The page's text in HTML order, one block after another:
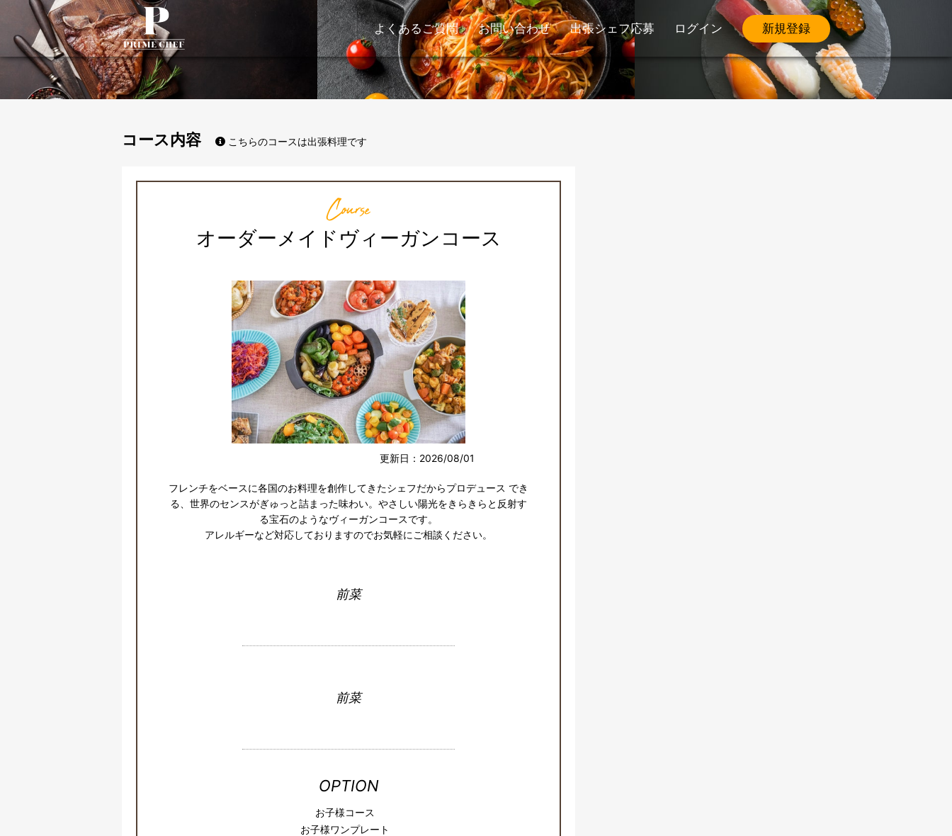
よくあるご質問 お問い合わせ 出張シェフ応募 ログイン 新規登録
コース内容 こちらのコースは出張料理です
Course
オーダーメイドヴィーガンコース
更新日：2026/08/01
フレンチをベースに各国のお料理を創作してきたシェフだからプロデュース でき
る、世界のセンスがぎゅっと詰まった味わい。やさしい陽光をきらきらと反射す
る宝石のようなヴィーガンコースです。
アレルギーなど対応しておりますのでお気軽にご相談ください。
前菜
前菜
OPTION
お子様コース
お子様ワンプレート